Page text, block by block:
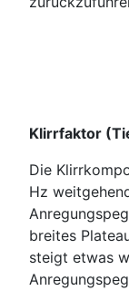
Klirrfaktor
Die
Hz
breites
steigt etwas